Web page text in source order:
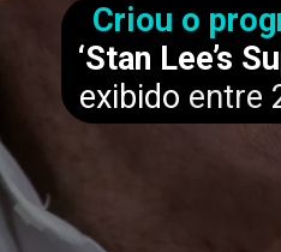
Criou o
‘Stan Lee’s
exibido entre